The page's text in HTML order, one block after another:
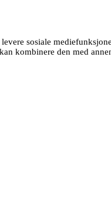
sosiale
kombinere den med